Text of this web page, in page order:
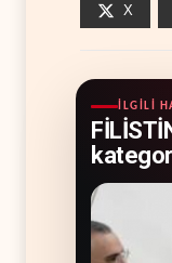
X
İLGILI